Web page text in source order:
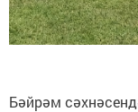
Бәйрәм